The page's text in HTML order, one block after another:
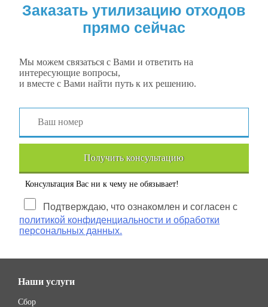
Заказать утилизацию отходов
прямо сейчас
Мы можем связаться с Вами и ответить на
интересующие вопросы,
и вместе с Вами найти путь к их решению.
Получить консультацию
Консультация Вас ни к чему не обязывает!
Подтверждаю, что ознакомлен и согласен с
политикой конфиденциальности и обработки
персональных данных.
Наши услуги
Сбор